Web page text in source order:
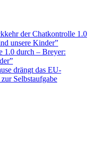
der Chatkontrolle 1.0
unsere Kinder”
1.0 durch – Breyer:
drängt das EU-
Selbstaufgabe